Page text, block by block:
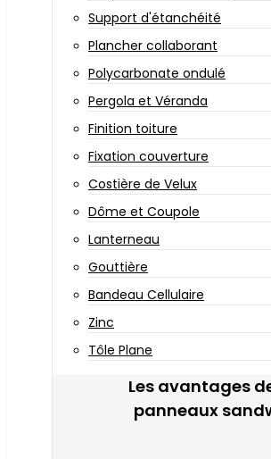
Support d'étanchéité
Plancher collaborant
Polycarbonate ondulé
Pergola et Véranda
Finition toiture
Fixation couverture
Costière de Velux
Dôme et Coupole
Lanterneau
Gouttière
Bandeau Cellulaire
Zinc
Tôle Plane
Les avantages
panneaux